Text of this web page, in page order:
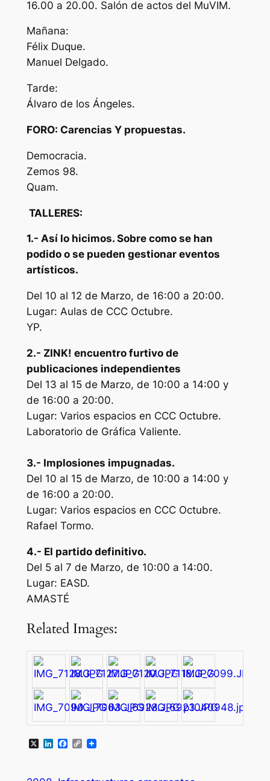
16.00 a 20.00. Salón de actos del MuVIM.
Mañana:
Félix Duque.
Manuel Delgado.
Tarde:
Álvaro de los Ángeles.
FORO: Carencias Y propuestas.
Democracia.
Zemos 98.
Quam.
TALLERES:
1.- Así lo hicimos. Sobre como se han
podido o se pueden gestionar eventos
artísticos.
Del 10 al 12 de Marzo, de 16:00 a 20:00.
Lugar: Aulas de CCC Octubre.
YP.
2.- ZINK! encuentro furtivo de
publicaciones independientes
Del 13 al 15 de Marzo, de 10:00 a 14:00 y
de 16:00 a 20:00.
Lugar: Varios espacios en CCC Octubre.
Laboratorio de Gráfica Valiente.
3.- Implosiones impugnadas.
Del 10 al 15 de Marzo, de 10:00 a 14:00 y
de 16:00 a 20:00.
Lugar: Varios espacios en CCC Octubre.
Rafael Tormo.
4.- El partido definitivo.
Del 5 al 7 de Marzo, de 10:00 a 14:00.
Lugar: EASD.
AMASTÉ
Related Images:
X LinkedIn
Facebook
Copy